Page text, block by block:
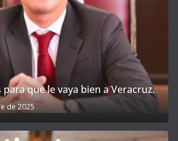
que le vaya bien a Veracruz.
de 2025